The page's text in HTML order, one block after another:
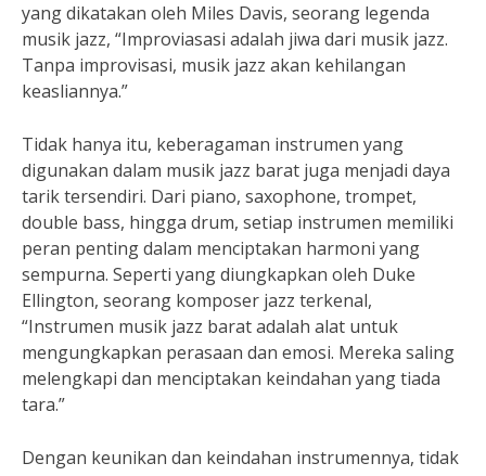
yang dikatakan oleh Miles Davis, seorang legenda
musik jazz, “Improviasasi adalah jiwa dari musik jazz.
Tanpa improvisasi, musik jazz akan kehilangan
keasliannya.”
Tidak hanya itu, keberagaman instrumen yang
digunakan dalam musik jazz barat juga menjadi daya
tarik tersendiri. Dari piano, saxophone, trompet,
double bass, hingga drum, setiap instrumen memiliki
peran penting dalam menciptakan harmoni yang
sempurna. Seperti yang diungkapkan oleh Duke
Ellington, seorang komposer jazz terkenal,
“Instrumen musik jazz barat adalah alat untuk
mengungkapkan perasaan dan emosi. Mereka saling
melengkapi dan menciptakan keindahan yang tiada
tara.”
Dengan keunikan dan keindahan instrumennya, tidak